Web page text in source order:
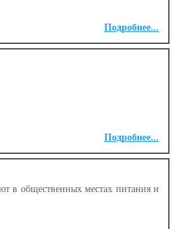
Подробнее...
Подробнее...
в общественных местах питания и